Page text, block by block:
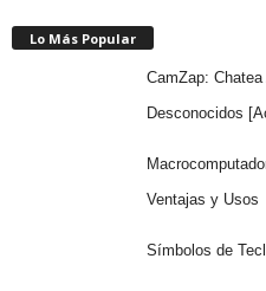
Lo Más Popular
CamZap:
Desconocidos
Ventajas y Usos
Símbolos de